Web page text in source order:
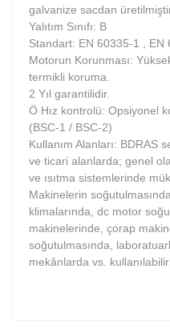
galvanize sacdan
Yalıtım Sınıfı: B
Standart: EN 60335-1 , EN
Motorun Korunması:
termikli koruma.
2 Yıl garantilidir.
Ö Hız kontrolü: Opsiyonel
(BSC-1 / BSC-2)
Kullanım Alanları: BDRAS
ve ticari alanlarda; genel
ve ısıtma sistemlerinde
Makinelerin
klimalarında, dc motor
makinelerinde, çorap
soğutulmasında,
mekânlarda vs.